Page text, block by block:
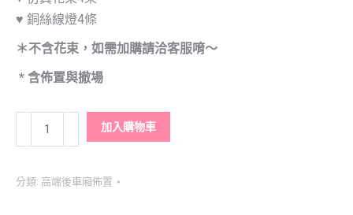
♥ 銅絲線燈4條
＊不含花束，如需加購請洽客服唷～
* 含佈置與撤場
婚
車
加入購物車
分類: 高端後車廂佈置